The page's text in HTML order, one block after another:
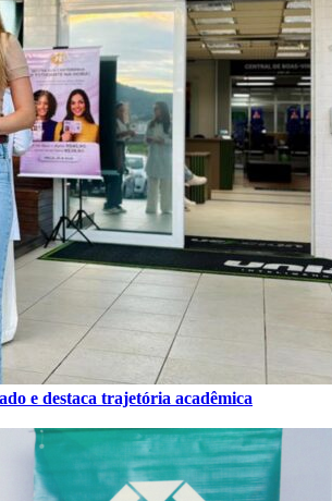
e destaca trajetória acadêmica